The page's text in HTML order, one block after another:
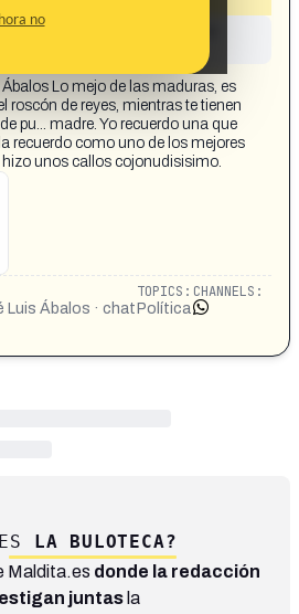
no
yet been investigated by the
Lo mejo de las maduras, es
roscón de reyes, mientras te tienen
pu... madre. Yo recuerdo una que
recuerdo como uno de los mejores
hizo unos callos cojonudisisimo.
Luis Ábalos · chat
TOPICS:
Política
CHANNELS:
LA BULOTECA?
Maldita.es donde la redacción
juntas la